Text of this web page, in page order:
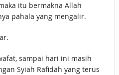
itu bermakna Allah
pahala yang mengalir.
sampai hari ini masih
Syiah Rafidah yang terus